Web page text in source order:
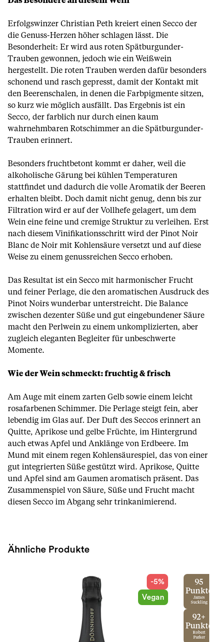
Erfolgswinzer Christian Peth kreiert einen Secco der
die Genuss-Herzen höher schlagen lässt. Die
Besonderheit: Er wird aus roten Spätburgunder-
Trauben gewonnen, jedoch wie ein Weißwein
hergestellt. Die roten Trauben werden dafür besonders
schonend und rasch gepresst, damit der Kontakt mit
den Beerenschalen, in denen die Farbpigmente sitzen,
so kurz wie möglich ausfällt. Das Ergebnis ist ein
Secco, der farblich nur durch einen kaum
wahrnehmbaren Rotschimmer an die Spätburgunder-
Trauben erinnert.
Besonders fruchtbetont kommt er daher, weil die
alkoholische Gärung bei kühlen Temperaturen
stattfindet und dadurch die volle Aromatik der Beeren
erhalten bleibt. Doch damit nicht genug, denn bis zur
Filtration wird er auf der Vollhefe gelagert, um dem
Wein eine feine und cremige Struktur zu verleihen. Erst
nach diesem Vinifikationsschritt wird der Pinot Noir
Blanc de Noir mit Kohlensäure versetzt und auf diese
Weise zu einem genussreichen Secco erhoben.
Das Resultat ist ein Secco mit harmonischer Frucht
und feiner Perlage, die den aromatischen Ausdruck des
Pinot Noirs wunderbar unterstreicht. Die Balance
zwischen dezenter Süße und gut eingebundener Säure
macht den Perlwein zu einem unkomplizierten, aber
zugleich eleganten Begleiter für unbeschwerte
Momente.
Wie der Wein schmeckt: fruchtig & frisch
Am Auge mit einem zarten Gelb sowie einem leicht
rosafarbenen Schimmer. Die Perlage steigt fein, aber
lebendig im Glas auf. Der Duft des Seccos erinnert an
Quitte, Aprikose und gelbe Früchte, im Hintergrund
auch etwas Apfel und Anklänge von Erdbeere. Im
Mund mit einem regen Kohlensäurespiel, das von einer
gut integrierten Süße gestützt wird. Aprikose, Quitte
und Apfel sind am Gaumen aromatisch präsent. Das
Zusammenspiel von Säure, Süße und Frucht macht
diesen Secco im Abgang sehr trinkanimierend.
Ähnliche Produkte
-5%
Vegan
95
Punkte
James
Suckling
92+
Punkte
Robert
Parker